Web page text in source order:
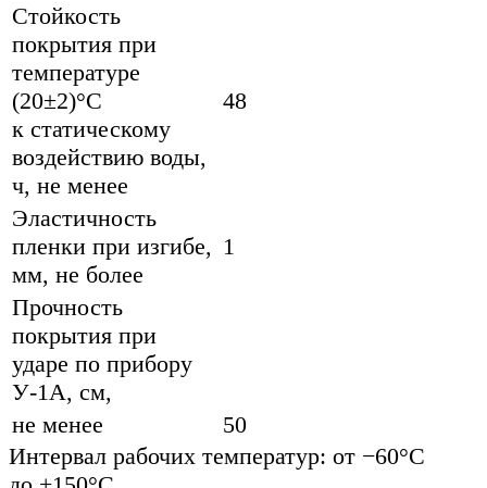
Стойкость
покрытия при
температуре
(20±2)°С
к статическому
воздействию воды,
ч, не менее
48
Эластичность
пленки при изгибе,
мм, не более
1
Прочность
покрытия при
ударе по прибору
У-1А, см,
не менее
50
Интервал рабочих температур: от −60°С